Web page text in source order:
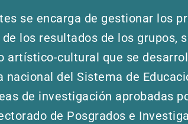
se encarga de gestionar los
los resultados de los grupos,
artístico-cultural que se
del Sistema de
de investigación aprobadas
de Posgrados e